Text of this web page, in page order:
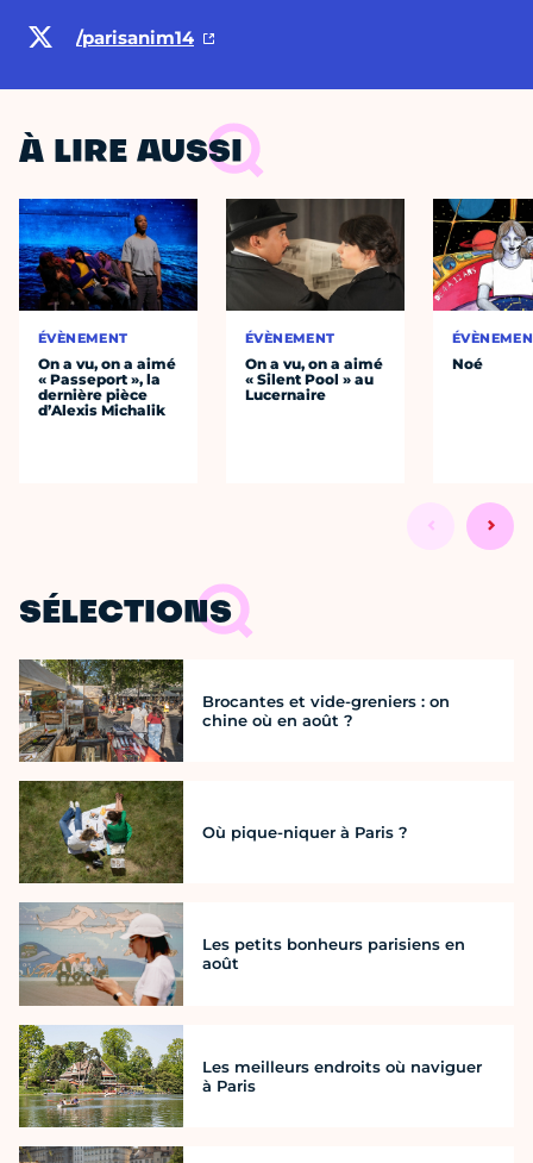
/parisanim14
À LIRE AUSSI
ÉVÈNEMENT
On a vu, on a aimé
« Passeport », la
dernière pièce
d’Alexis Michalik
ÉVÈNEMENT
On a vu, on a aimé
« Silent Pool » au
Lucernaire
Noé
SÉLECTIONS
Brocantes et vide-greniers : on
chine où en août ?
Où pique-niquer à Paris ?
Les petits bonheurs parisiens en
août
Les meilleurs endroits où naviguer
à Paris